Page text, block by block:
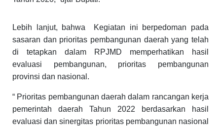
Lebih lanjut, bahwa
Kegiatan ini berpedoman pada
sasaran dan prioritas pembangunan daerah yang telah
di tetapkan dalam RPJMD memperhatikan hasil
evaluasi pembangunan, prioritas pembangunan
provinsi dan nasional.
“ Prioritas pembangunan daerah dalam rancangan kerja
pemerintah daerah Tahun 2022 berdasarkan hasil
evaluasi dan sinergitas prioritas pembangunan nasional